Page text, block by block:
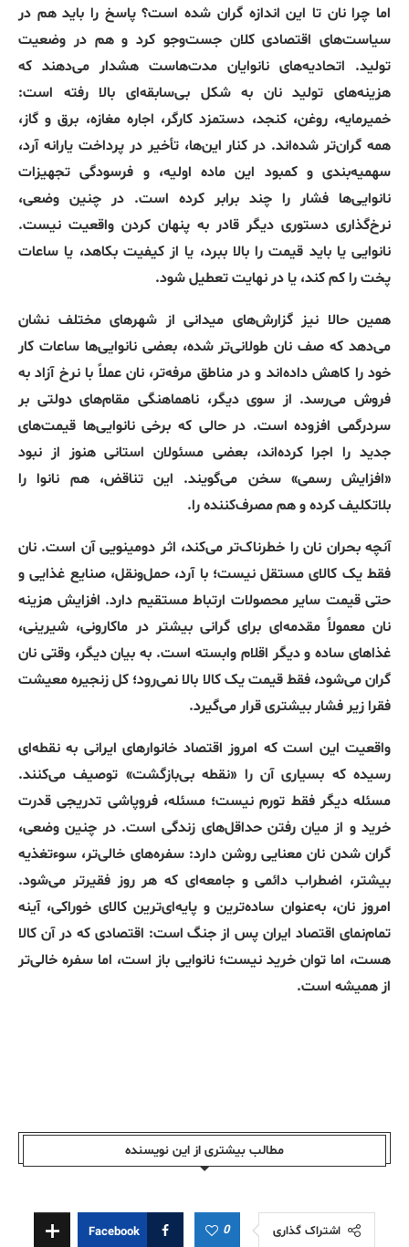
اما چرا نان تا این اندازه گران شده است؟ پاسخ را باید هم در
سیاست‌های اقتصادی کلان جست‌وجو کرد و هم در وضعیت
تولید. اتحادیه‌های نانوایان مدت‌هاست هشدار می‌دهند که
هزینه‌های تولید نان به شکل بی‌سابقه‌ای بالا رفته است:
خمیرمایه، روغن، کنجد، دستمزد کارگر، اجاره مغازه، برق و گاز،
همه گران‌تر شده‌اند. در کنار این‌ها، تأخیر در پرداخت یارانه آرد،
سهمیه‌بندی و کمبود این ماده اولیه، و فرسودگی تجهیزات
نانوایی‌ها فشار را چند برابر کرده است. در چنین وضعی،
نرخ‌گذاری دستوری دیگر قادر به پنهان کردن واقعیت نیست.
نانوایی یا باید قیمت را بالا ببرد، یا از کیفیت بکاهد، یا ساعات
پخت را کم کند، یا در نهایت تعطیل شود.
همین حالا نیز گزارش‌های میدانی از شهرهای مختلف نشان
می‌دهد که صف نان طولانی‌تر شده، بعضی نانوایی‌ها ساعات کار
خود را کاهش داده‌اند و در مناطق مرفه‌تر، نان عملاً با نرخ آزاد به
فروش می‌رسد. از سوی دیگر، ناهماهنگی مقام‌های دولتی بر
سردرگمی افزوده است. در حالی که برخی نانوایی‌ها قیمت‌های
جدید را اجرا کرده‌اند، بعضی مسئولان استانی هنوز از نبود
«افزایش رسمی» سخن می‌گویند. این تناقض، هم نانوا را
بلاتکلیف کرده و هم مصرف‌کننده را.
آنچه بحران نان را خطرناک‌تر می‌کند، اثر دومینویی آن است. نان
فقط یک کالای مستقل نیست؛ با آرد، حمل‌ونقل، صنایع غذایی و
حتی قیمت سایر محصولات ارتباط مستقیم دارد. افزایش هزینه
نان معمولاً مقدمه‌ای برای گرانی بیشتر در ماکارونی، شیرینی،
غذاهای ساده و دیگر اقلام وابسته است. به بیان دیگر، وقتی نان
گران می‌شود، فقط قیمت یک کالا بالا نمی‌رود؛ کل زنجیره معیشت
فقرا زیر فشار بیشتری قرار می‌گیرد.
واقعیت این است که امروز اقتصاد خانوارهای ایرانی به نقطه‌ای
رسیده که بسیاری آن را «نقطه بی‌بازگشت» توصیف می‌کنند.
مسئله دیگر فقط تورم نیست؛ مسئله، فروپاشی تدریجی قدرت
خرید و از میان رفتن حداقل‌های زندگی است. در چنین وضعی،
گران شدن نان معنایی روشن دارد: سفره‌های خالی‌تر، سوءتغذیه
بیشتر، اضطراب دائمی و جامعه‌ای که هر روز فقیرتر می‌شود.
امروز نان، به‌عنوان ساده‌ترین و پایه‌ای‌ترین کالای خوراکی، آینه
تمام‌نمای اقتصاد ایران پس از جنگ است: اقتصادی که در آن کالا
هست، اما توان خرید نیست؛ نانوایی باز است، اما سفره خالی‌تر
از همیشه است.
مطالب بیشتری از این نویسندە
اشتراک گذاری 0
Facebook